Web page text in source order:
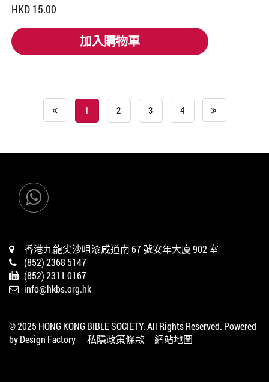
HKD 15.00
加入購物車
加入購物車
1 2 3 4
香港九龍尖沙咀漆咸道南 67 號安年大廈 902 室
(852) 2368 5147
(852) 2311 0167
info@hkbs.org.hk
© 2025 HONG KONG BIBLE SOCIETY. All Rights Reserved. Powered
byDesign Factory 私隱政策條款 網站地圖